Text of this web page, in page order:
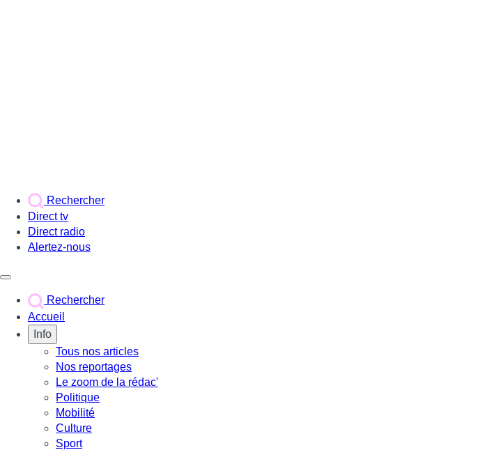
Rechercher
Direct tv
Direct radio
Alertez-nous
Rechercher
Accueil
Info
Tous nos articles
Nos reportages
Le zoom de la rédac'
Politique
Mobilité
Culture
Sport